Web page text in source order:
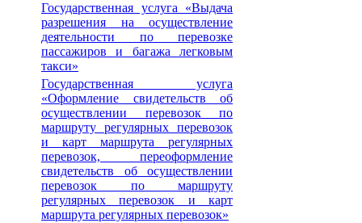
Государственная услуга «Выдача
разрешения на осуществление
деятельности по перевозке
пассажиров и багажа легковым
такси»
Государственная услуга
«Оформление свидетельств об
осуществлении перевозок по
маршруту регулярных перевозок
и карт маршрута регулярных
перевозок, переоформление
свидетельств об осуществлении
перевозок по маршруту
регулярных перевозок и карт
маршрута регулярных перевозок»